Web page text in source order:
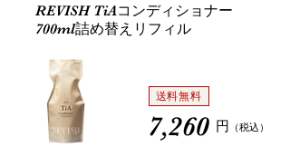
REVISH TiAコンディショナー
700ml詰め替えリフィル
送料無料
7,260 円 （税込）